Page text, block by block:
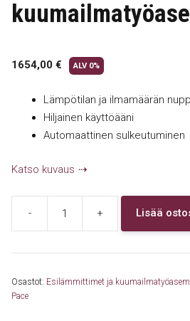
1654,00 € ALV 0%
Lämpötilan ja ilmamäärän
Hiljainen käyttöääni
Automaattinen sulkeutuminen
Katso kuvaus
-
Pace
+ Lisää
Osastot: Esilämmittimet ja
Pace